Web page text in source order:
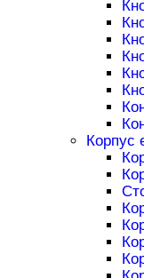
Корпус